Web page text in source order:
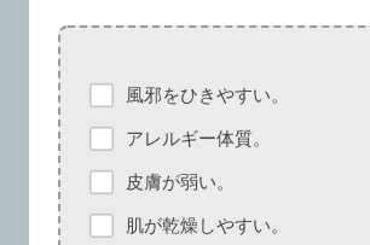
風邪をひきやすい。
アレルギー体質。
皮膚が弱い。
肌が乾燥しやすい。